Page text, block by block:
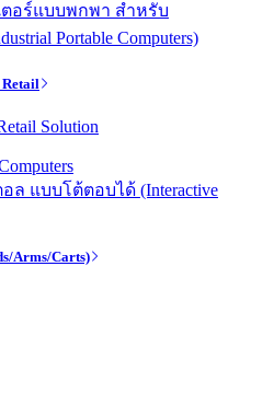
อร์แบบพกพา สำหรับ
Portable Computers)
Solution
แบบโต้ตอบได้ (Interactive
Arms/Carts)